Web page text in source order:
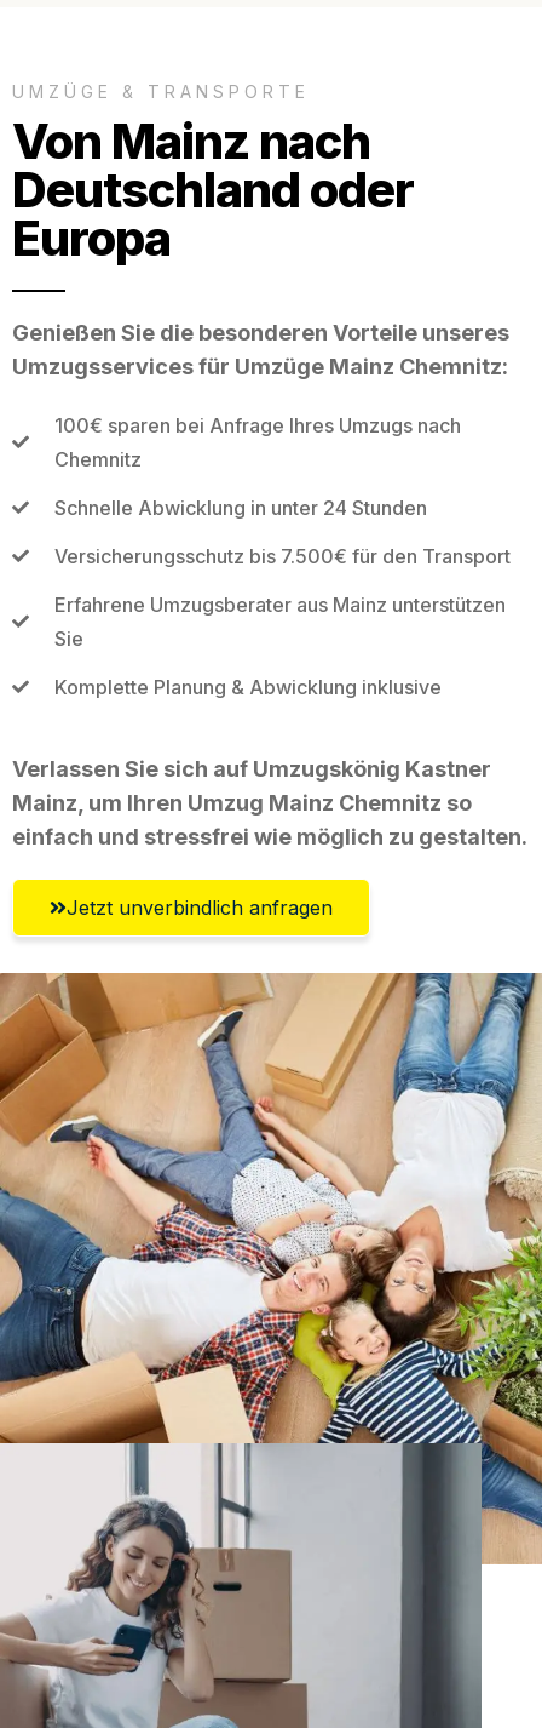
UMZÜGE & TRANSPORTE
Von Mainz nach
Deutschland oder
Europa
Genießen Sie die besonderen Vorteile unseres
Umzugsservices für Umzüge Mainz Chemnitz:
100€ sparen bei Anfrage Ihres Umzugs nach
Chemnitz
Schnelle Abwicklung in unter 24 Stunden
Versicherungsschutz bis 7.500€ für den Transport
Erfahrene Umzugsberater aus Mainz unterstützen
Sie
Komplette Planung & Abwicklung inklusive
Verlassen Sie sich auf Umzugskönig Kastner
Mainz, um Ihren Umzug Mainz Chemnitz so
einfach und stressfrei wie möglich zu gestalten.
Jetzt unverbindlich anfragen